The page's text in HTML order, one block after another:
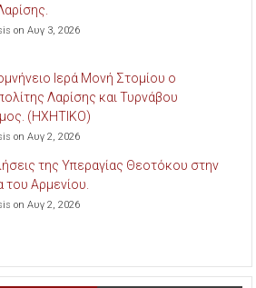
on Αυγ 3, 2026
Ιερά Μονή Στομίου ο
Λαρίσης και Τυρνάβου
(ΗΧΗΤΙΚΟ)
on Αυγ 2, 2026
της Υπεραγίας Θεοτόκου στην
του Αρμενίου.
on Αυγ 2, 2026